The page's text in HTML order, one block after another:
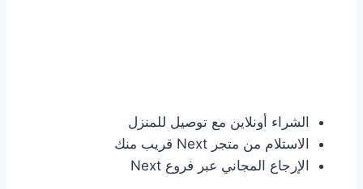
الشراء أونلاين مع توصيل للمنزل
الاستلام من متجر Next قريب منك
الإرجاع المجاني عبر فروع Next